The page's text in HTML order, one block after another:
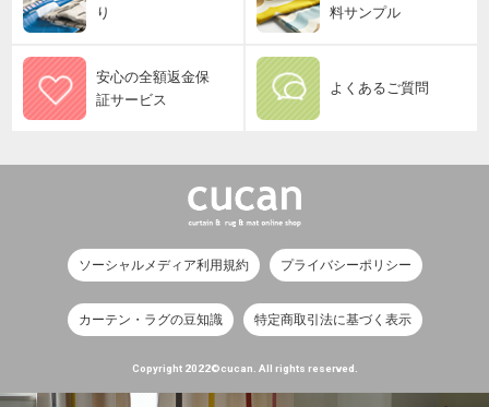
り
料サンプル
安心の全額返金保
証サービス
よくあるご質問
ソーシャルメディア利用規約 プライバシーポリシー
カーテン・ラグの豆知識 特定商取引法に基づく表示
Copyright 2022©cucan. All rights reserved.